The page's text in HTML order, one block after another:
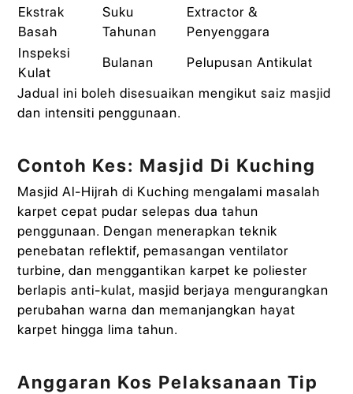
Ekstrak
Basah
Suku
Tahunan
Extractor &
Penyenggara
Inspeksi
Kulat
Bulanan
Pelupusan Antikulat
Jadual ini boleh disesuaikan mengikut saiz masjid
dan intensiti penggunaan.
Contoh Kes: Masjid Di Kuching
Masjid Al-Hijrah di Kuching mengalami masalah
karpet cepat pudar selepas dua tahun
penggunaan. Dengan menerapkan teknik
penebatan reflektif, pemasangan ventilator
turbine, dan menggantikan karpet ke poliester
berlapis anti-kulat, masjid berjaya mengurangkan
perubahan warna dan memanjangkan hayat
karpet hingga lima tahun.
Anggaran Kos Pelaksanaan Tip